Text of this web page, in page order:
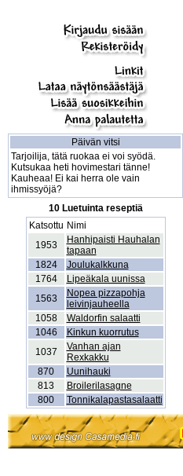
Päivän vitsi
Tarjoilija, tätä ruokaa ei voi syödä.
Kutsukaa heti hovimestari tänne!
Kauheaa! Ei kai herra ole vain
ihmissyöjä?
10 Luetuinta reseptiä
Katsottu Nimi
1953
Hanhipaisti Hauhalan
tapaan
1824
Joulukalkkuna
1764
Lipeäkala uunissa
1563
Nopea pizzapohja
leivinjauheella
1058
Waldorfin salaatti
1046
Kinkun kuorrutus
1037
Vanhan ajan
Rexkakku
870
Uunihauki
813
Broilerilasagne
800
Tonnikalapastasalaatti